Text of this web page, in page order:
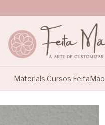
Materiais Cursos FeitaMão